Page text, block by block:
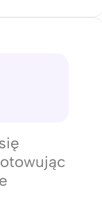
AI